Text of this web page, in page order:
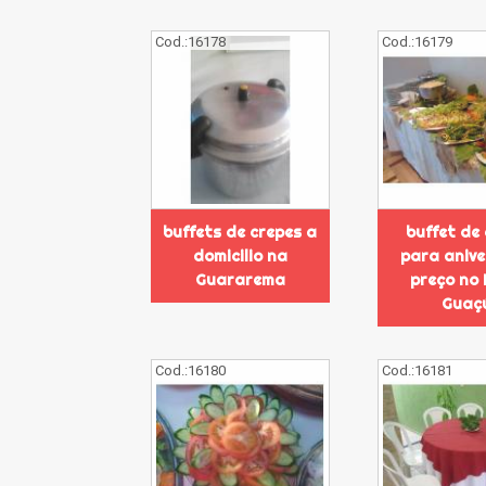
Cod.:16178
buffets de crepes a
domicilio na
Guararema
Cod.:16179
buffet de
para
preço no
Cod.:16180 Cod.:16181